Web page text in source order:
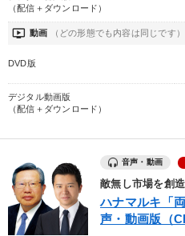
（配信＋ダウンロード）
ondemand_video 動画 （どの形態でも内容は同じです）
DVD版
デジタル動画版
（配信＋ダウンロード）
音声・動画
敵無し市場を創
ハナマルキ「
声・動画版（